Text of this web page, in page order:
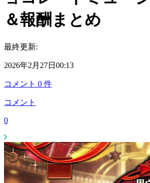
＆報酬まとめ
最終更新:
2026年2月27日00:13
コメント 0 件
コメント
0